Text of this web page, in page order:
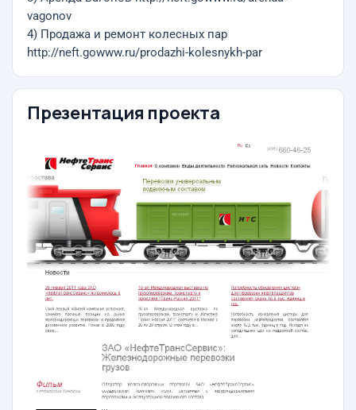
vagonov
4) Продажа и ремонт колесных пар
http://neft.gowww.ru/prodazhi-kolesnykh-par
Презентация проекта